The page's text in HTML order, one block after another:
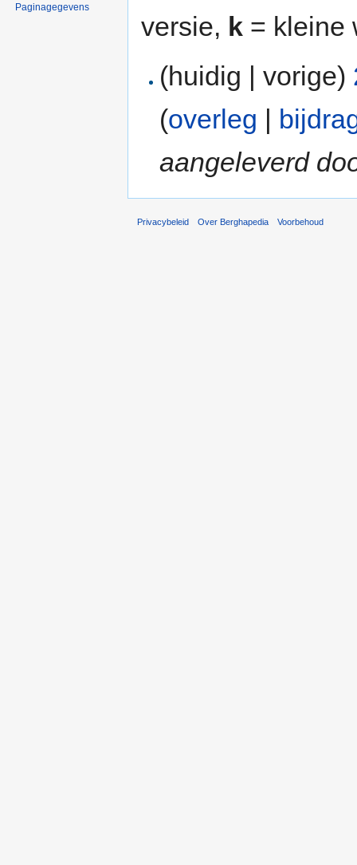
versie, k = kleine
(huidig | vorige)
(overleg |
aangeleverd
Paginagegevens
Privacybeleid Over Berghapedia Voorbehoud